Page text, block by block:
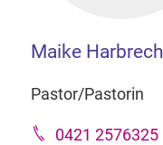
Maike
Pastor/Pastorin
0421 2576325